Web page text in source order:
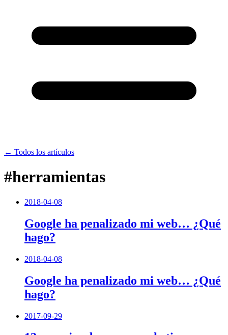
← Todos los artículos
#herramientas
2018-04-08
Google ha penalizado mi web… ¿Qué
hago?
2018-04-08
Google ha penalizado mi web… ¿Qué
hago?
2017-09-29